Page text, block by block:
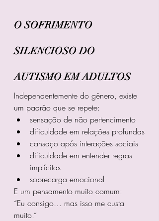
O SOFRIMENTO
SILENCIOSO DO
AUTISMO EM ADULTOS
Independentemente do gênero, existe
um padrão que se repete:
sensação de não pertencimento
dificuldade em relações profundas
cansaço após interações sociais
dificuldade em entender regras
implícitas
sobrecarga emocional
E um pensamento muito comum:
“Eu consigo… mas isso me custa
muito.”